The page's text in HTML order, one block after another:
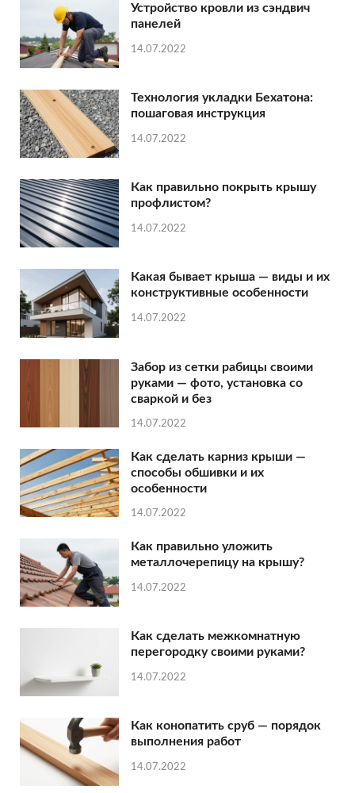
Устройство кровли из сэндвич
панелей
14.07.2022
Технология укладки Бехатона:
пошаговая инструкция
14.07.2022
Как правильно покрыть крышу
профлистом?
14.07.2022
Какая бывает крыша — виды и их
конструктивные особенности
14.07.2022
Забор из сетки рабицы своими
руками — фото, установка со
сваркой и без
14.07.2022
Как сделать карниз крыши —
способы обшивки и их
особенности
14.07.2022
Как правильно уложить
металлочерепицу на крышу?
14.07.2022
Как сделать межкомнатную
перегородку своими руками?
14.07.2022
Как конопатить сруб — порядок
выполнения работ
14.07.2022